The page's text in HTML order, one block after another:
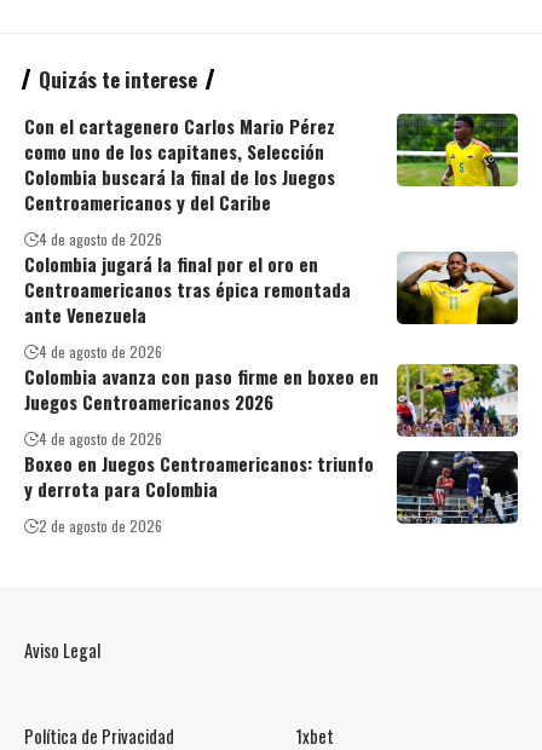
Quizás te interese
Con el cartagenero Carlos Mario Pérez
como uno de los capitanes, Selección
Colombia buscará la final de los Juegos
Centroamericanos y del Caribe
4 de agosto de 2026
Colombia jugará la final por el oro en
Centroamericanos tras épica remontada
ante Venezuela
4 de agosto de 2026
Colombia avanza con paso firme en boxeo en
Juegos Centroamericanos 2026
4 de agosto de 2026
Boxeo en Juegos Centroamericanos: triunfo
y derrota para Colombia
2 de agosto de 2026
Aviso Legal
Política de Privacidad 1xbet